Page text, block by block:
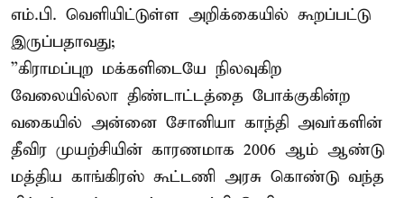
எம்.பி. வெளியிட்டுள்ள அறிக்கையில் கூறப்பட்டு
இருப்பதாவது;
”கிராமப்புற மக்களிடையே நிலவுகிற
வேலையில்லா திண்டாட்டத்தை போக்குகின்ற
வகையில் அன்னை சோனியா காந்தி அவர்களின்
தீவிர முயற்சியின் காரணமாக 2006 ஆம் ஆண்டு
மத்திய காங்கிரஸ் கூட்டணி அரசு கொண்டு வந்த